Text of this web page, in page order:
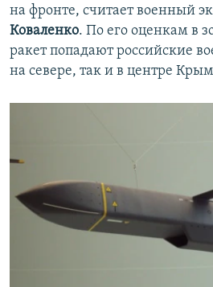
на фронте, считает военный
Коваленко. По его оценкам в
ракет попадают российские
на севере, так и в центре